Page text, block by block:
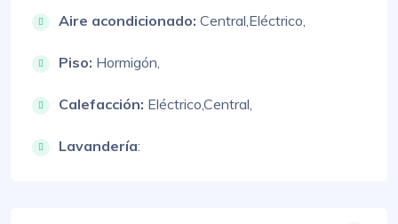
Aire acondicionado: Central,Eléctrico,
Piso: Hormigón,
Calefacción: Eléctrico,Central,
Lavandería: